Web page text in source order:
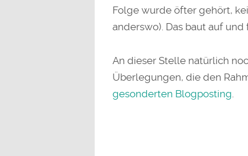
Folge wurde öfter gehört,
anderswo). Das baut auf
An dieser Stelle natürlich
Überlegungen, die den
gesonderten Blogposting